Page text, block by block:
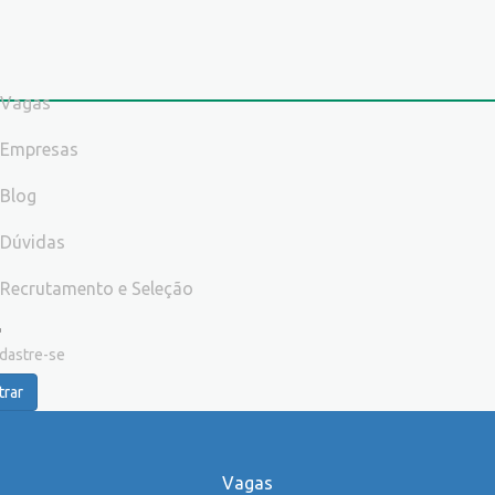
Vagas
Empresas
Blog
Dúvidas
Recrutamento e Seleção
se
Vagas